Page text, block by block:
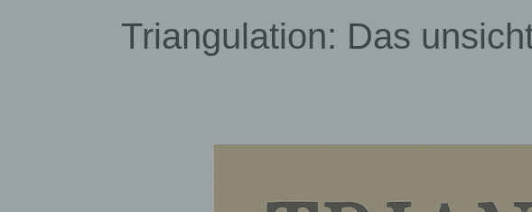
Triangulation: Das